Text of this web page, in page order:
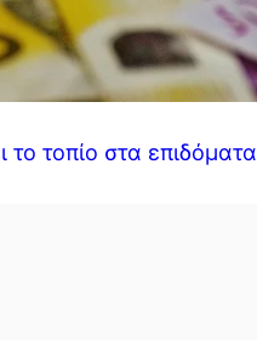
τοπίο στα επιδόματα